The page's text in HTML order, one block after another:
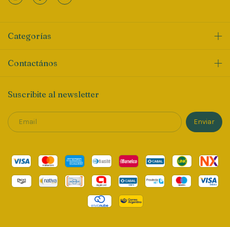
Categorías
Contactános
Suscribite al newsletter